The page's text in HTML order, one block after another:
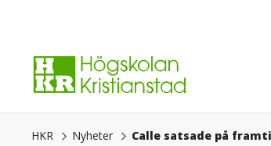
innehåll.
HKR Nyheter Calle satsade på